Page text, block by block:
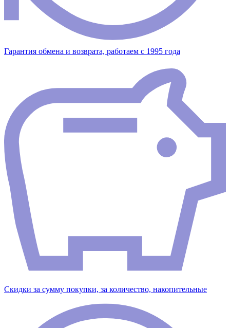
Гарантия обмена и возврата, работаем с 1995 года
Скидки за сумму покупки, за количество, накопительные